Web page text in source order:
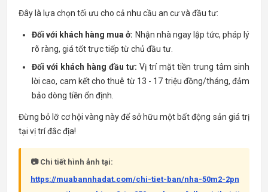
Đây là lựa chọn tối ưu cho cả nhu cầu an cư và đầu tư:
Đối với khách hàng mua ở: Nhận nhà ngay lập tức, pháp lý
rõ ràng, giá tốt trực tiếp từ chủ đầu tư.
Đối với khách hàng đầu tư: Vị trí mặt tiền trung tâm sinh
lời cao, cam kết cho thuê từ 13 - 17 triệu đồng/tháng, đảm
bảo dòng tiền ổn định.
Đừng bỏ lỡ cơ hội vàng này để sở hữu một bất động sản giá trị
tại vị trí đắc địa!
📷 Chi tiết hình ảnh tại:
https://muabannhadat.com/chi-tiet-ban/nha-50m2-2pn